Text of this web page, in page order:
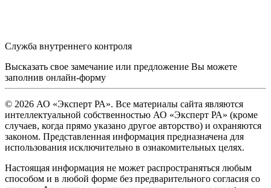
Служба внутреннего контроля
Высказать свое замечание или предложение Вы можете
заполнив онлайн-форму
© 2026 АО «Эксперт РА». Все материалы сайта являются
интеллектуальной собственностью АО «Эксперт РА» (кроме
случаев, когда прямо указано другое авторство) и охраняются
законом. Представленная информация предназначена для
использования исключительно в ознакомительных целях.
Настоящая информация не может распространяться любым
способом и в любой форме без предварительного согласия со